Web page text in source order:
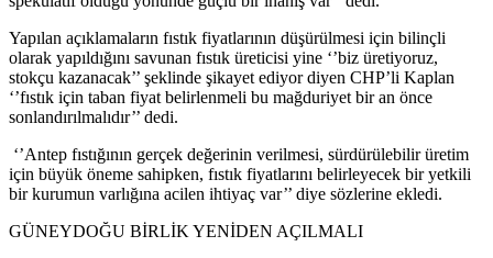
Yapılan açıklamaların fıstık fiyatlarının düşürülmesi için bilinçli
olarak yapıldığını savunan fıstık üreticisi yine ‘’biz üretiyoruz,
stokçu kazanacak’’ şeklinde şikayet ediyor diyen CHP’li Kaplan
‘’fıstık için taban fiyat belirlenmeli bu mağduriyet bir an önce
sonlandırılmalıdır’’ dedi.
‘’Antep fıstığının gerçek değerinin verilmesi, sürdürülebilir üretim
için büyük öneme sahipken, fıstık fiyatlarını belirleyecek bir yetkili
bir kurumun varlığına acilen ihtiyaç var’’ diye sözlerine ekledi.
GÜNEYDOĞU BİRLİK YENİDEN AÇILMALI